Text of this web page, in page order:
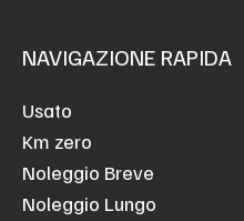
NAVIGAZIONE RAPIDA
Usato
Km zero
Noleggio Breve
Noleggio Lungo